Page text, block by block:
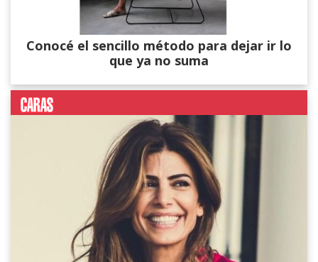
Conocé el sencillo método para dejar ir lo
que ya no suma